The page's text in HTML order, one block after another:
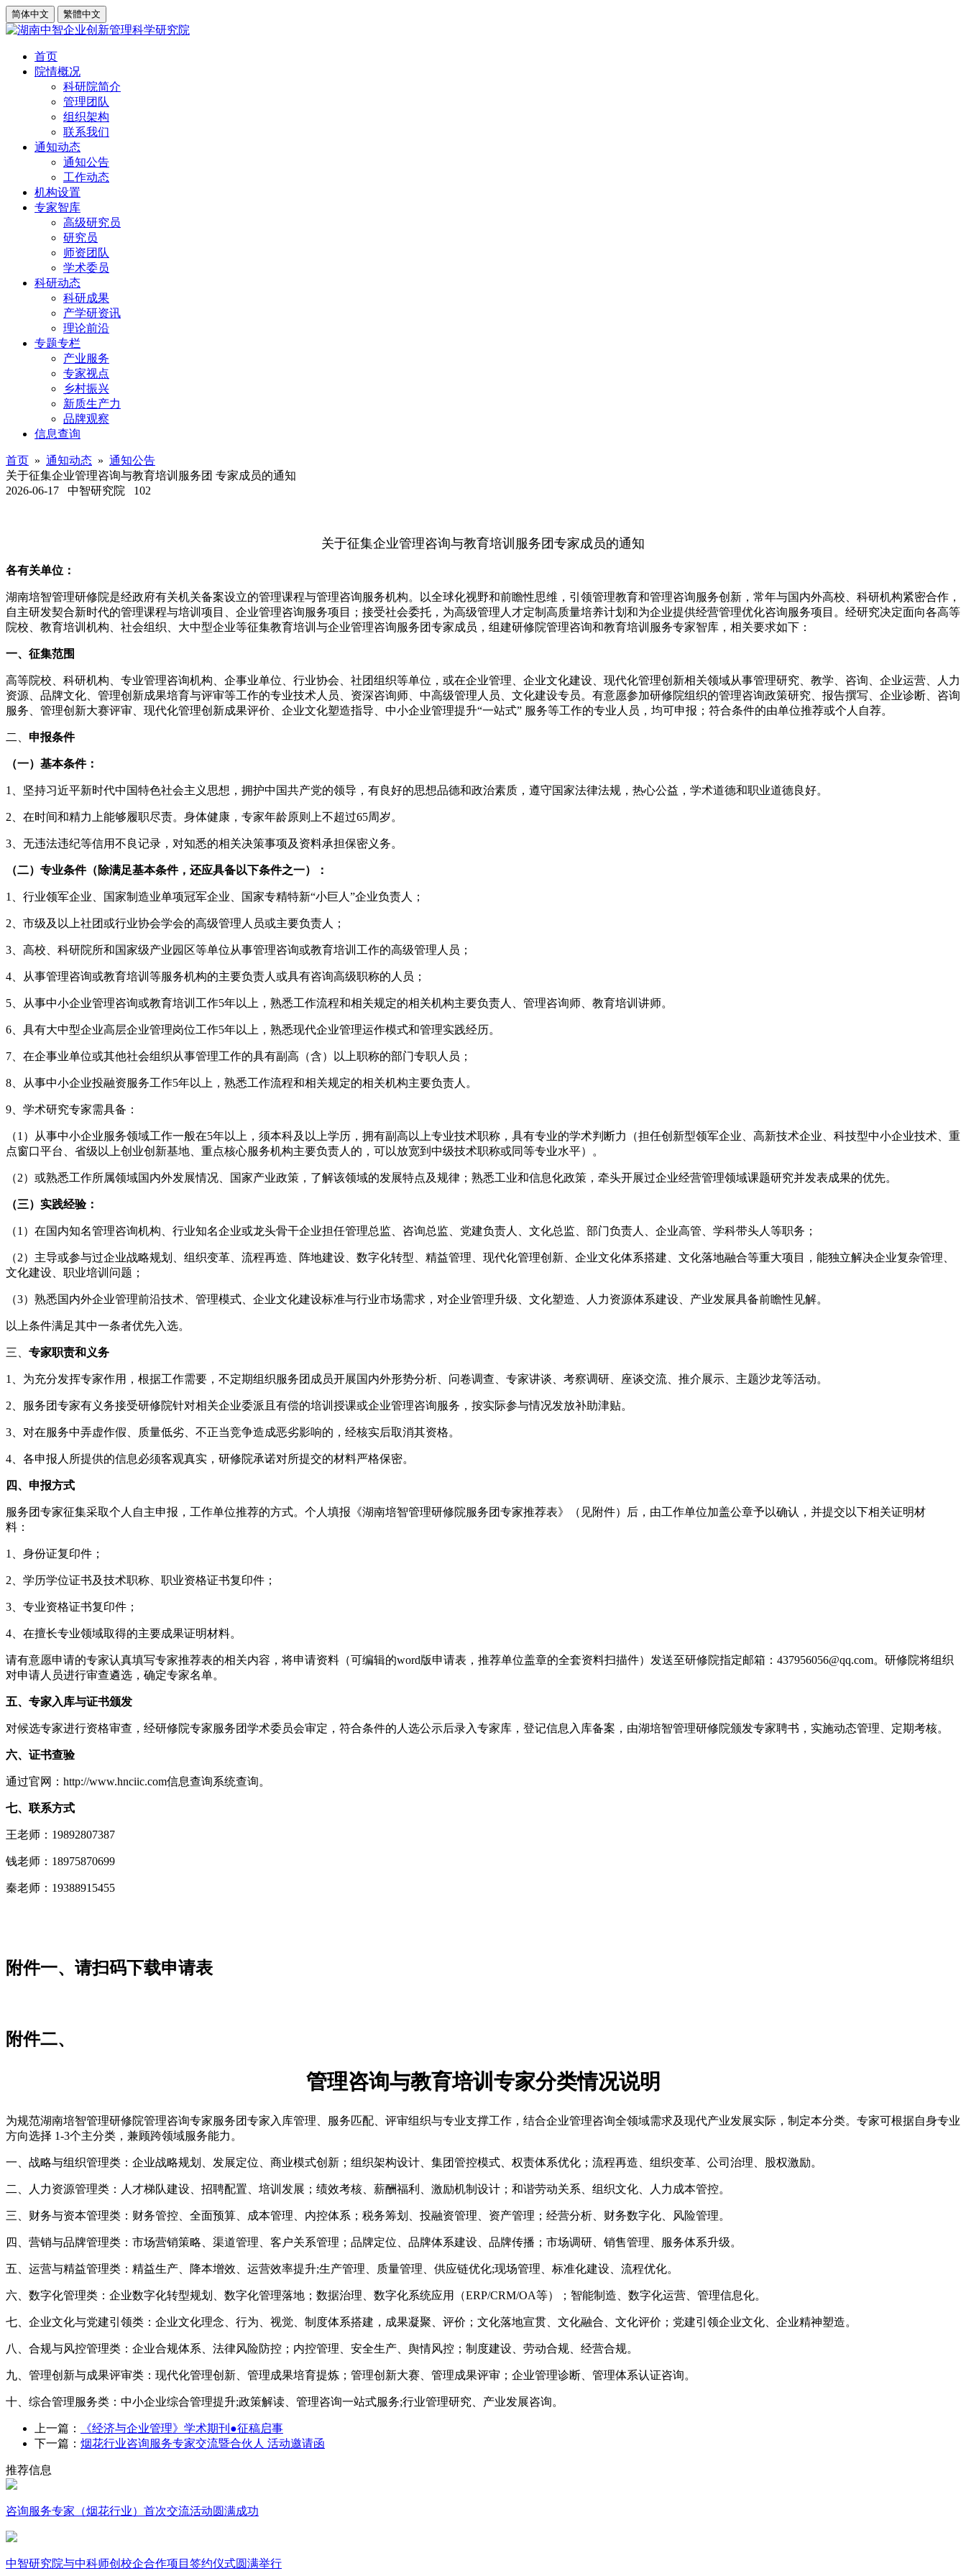
简体中文 繁體中文
首页
院情概况
科研院简介
管理团队
组织架构
联系我们
通知动态
通知公告
工作动态
机构设置
专家智库
高级研究员
研究员
师资团队
学术委员
科研动态
科研成果
产学研资讯
理论前沿
专题专栏
产业服务
专家视点
乡村振兴
新质生产力
品牌观察
信息查询
首页 » 通知动态 » 通知公告
关于征集企业管理咨询与教育培训服务团 专家成员的通知
2026-06-17 中智研究院 102
关于征集企业管理咨询与教育培训服务团专家成员的通知
各有关单位：
湖南培智管理研修院是经政府有关机关备案设立的管理课程与管理咨询服务机构。以全球化视野和前瞻性思维，引领管理教育和管理咨询服务创新，常年与国内外高校、科研机构紧密合作，
自主研发契合新时代的管理课程与培训项目、企业管理咨询服务项目；接受社会委托，为高级管理人才定制高质量培养计划和为企业提供经营管理优化咨询服务项目。经研究决定面向各高等
院校、教育培训机构、社会组织、大中型企业等征集教育培训与企业管理咨询服务团专家成员，组建研修院管理咨询和教育培训服务专家智库，相关要求如下：
一、征集范围
高等院校、科研机构、专业管理咨询机构、企事业单位、行业协会、社团组织等单位，或在企业管理、企业文化建设、现代化管理创新相关领域从事管理研究、教学、咨询、企业运营、人力
资源、品牌文化、管理创新成果培育与评审等工作的专业技术人员、资深咨询师、中高级管理人员、文化建设专员。有意愿参加研修院组织的管理咨询政策研究、报告撰写、企业诊断、咨询
服务、管理创新大赛评审、现代化管理创新成果评价、企业文化塑造指导、中小企业管理提升“一站式” 服务等工作的专业人员，均可申报；符合条件的由单位推荐或个人自荐。
二、 申报条件
（一）基本条件：
1、坚持习近平新时代中国特色社会主义思想，拥护中国共产党的领导，有良好的思想品德和政治素质，遵守国家法律法规，热心公益，学术道德和职业道德良好。
2、在时间和精力上能够履职尽责。身体健康，专家年龄原则上不超过65周岁。
3、无违法违纪等信用不良记录，对知悉的相关决策事项及资料承担保密义务。
（二）专业条件（除满足基本条件，还应具备以下条件之一）：
1、行业领军企业、国家制造业单项冠军企业、国家专精特新“小巨人”企业负责人；
2、市级及以上社团或行业协会学会的高级管理人员或主要负责人；
3、高校、科研院所和国家级产业园区等单位从事管理咨询或教育培训工作的高级管理人员；
4、从事管理咨询或教育培训等服务机构的主要负责人或具有咨询高级职称的人员；
5、从事中小企业管理咨询或教育培训工作5年以上，熟悉工作流程和相关规定的相关机构主要负责人、管理咨询师、教育培训讲师。
6、具有大中型企业高层企业管理岗位工作5年以上，熟悉现代企业管理运作模式和管理实践经历。
7、在企事业单位或其他社会组织从事管理工作的具有副高（含）以上职称的部门专职人员；
8、从事中小企业投融资服务工作5年以上，熟悉工作流程和相关规定的相关机构主要负责人。
9、学术研究专家需具备：
（1）从事中小企业服务领域工作一般在5年以上，须本科及以上学历，拥有副高以上专业技术职称，具有专业的学术判断力（担任创新型领军企业、高新技术企业、科技型中小企业技术、重
点窗口平台、省级以上创业创新基地、重点核心服务机构主要负责人的，可以放宽到中级技术职称或同等专业水平）。
（2）或熟悉工作所属领域国内外发展情况、国家产业政策，了解该领域的发展特点及规律；熟悉工业和信息化政策，牵头开展过企业经营管理领域课题研究并发表成果的优先。
（三）实践经验：
（1）在国内知名管理咨询机构、行业知名企业或龙头骨干企业担任管理总监、咨询总监、党建负责人、文化总监、部门负责人、企业高管、学科带头人等职务；
（2）主导或参与过企业战略规划、组织变革、流程再造、阵地建设、数字化转型、精益管理、现代化管理创新、企业文化体系搭建、文化落地融合等重大项目，能独立解决企业复杂管理、
文化建设、职业培训问题；
（3）熟悉国内外企业管理前沿技术、管理模式、企业文化建设标准与行业市场需求，对企业管理升级、文化塑造、人力资源体系建设、产业发展具备前瞻性见解。
以上条件满足其中一条者优先入选。
三、 专家职责和义务
1、为充分发挥专家作用，根据工作需要，不定期组织服务团成员开展国内外形势分析、问卷调查、专家讲谈、考察调研、座谈交流、推介展示、主题沙龙等活动。
2、服务团专家有义务接受研修院针对相关企业委派且有偿的培训授课或企业管理咨询服务，按实际参与情况发放补助津贴。
3、对在服务中弄虚作假、质量低劣、不正当竞争造成恶劣影响的，经核实后取消其资格。
4、各申报人所提供的信息必须客观真实，研修院承诺对所提交的材料严格保密。
四、申报方式
服务团专家征集采取个人自主申报，工作单位推荐的方式。个人填报《湖南培智管理研修院服务团专家推荐表》（见附件）后，由工作单位加盖公章予以确认，并提交以下相关证明材
料：
1、身份证复印件；
2、学历学位证书及技术职称、职业资格证书复印件；
3、专业资格证书复印件；
4、在擅长专业领域取得的主要成果证明材料。
请有意愿申请的专家认真填写专家推荐表的相关内容，将申请资料（可编辑的word版申请表，推荐单位盖章的全套资料扫描件）发送至研修院指定邮箱：437956056@qq.com。研修院将组织
对申请人员进行审查遴选，确定专家名单。
五、专家入库与证书颁发
对候选专家进行资格审查，经研修院专家服务团学术委员会审定，符合条件的人选公示后录入专家库，登记信息入库备案，由湖培智管理研修院颁发专家聘书，实施动态管理、定期考核。
六、证书查验
通过官网：http://www.hnciic.com信息查询系统查询。
七、联系方式
王老师：19892807387
钱老师：18975870699
秦老师：19388915455
附件一、请扫码下载申请表
附件二、
管理咨询与教育培训 专家分类情况说明
为规范湖南培智管理研修院管理咨询专家服务团专家入库管理、服务匹配、评审组织与专业支撑工作，结合企业管理咨询全领域需求及现代产业发展实际，制定本分类。专家可根据自身专业
方向选择 1-3个主分类，兼顾跨领域服务能力。
一、战略与组织管理类：企业战略规划、发展定位、商业模式创新；组织架构设计、集团管控模式、权责体系优化；流程再造、组织变革、公司治理、股权激励。
二、人力资源管理类：人才梯队建设、招聘配置、培训发展；绩效考核、薪酬福利、激励机制设计；和谐劳动关系、组织文化、人力成本管控。
三、财务与资本管理类：财务管控、全面预算、成本管理、内控体系；税务筹划、投融资管理、资产管理；经营分析、财务数字化、风险管理。
四、营销与品牌管理类：市场营销策略、渠道管理、客户关系管理；品牌定位、品牌体系建设、品牌传播；市场调研、销售管理、服务体系升级。
五、运营与精益管理类：精益生产、降本增效、运营效率提升;生产管理、质量管理、供应链优化;现场管理、标准化建设、流程优化。
六、数字化管理类：企业数字化转型规划、数字化管理落地；数据治理、数字化系统应用（ERP/CRM/OA等）；智能制造、数字化运营、管理信息化。
七、企业文化与党建引领类：企业文化理念、行为、视觉、制度体系搭建，成果凝聚、评价；文化落地宣贯、文化融合、文化评价；党建引领企业文化、企业精神塑造。
八、合规与风控管理类：企业合规体系、法律风险防控；内控管理、安全生产、舆情风控；制度建设、劳动合规、经营合规。
九、管理创新与成果评审类：现代化管理创新、管理成果培育提炼；管理创新大赛、管理成果评审；企业管理诊断、管理体系认证咨询。
十、综合管理服务类：中小企业综合管理提升;政策解读、管理咨询一站式服务;行业管理研究、产业发展咨询。
上一篇：
《经济与企业管理》学术期刊●征稿启事
下一篇： 烟花行业咨询服务专家交流暨合伙人 活动邀请函
推荐信息
咨询服务专家（烟花行业）首次交流活动圆满成功
中智研究院与中科师创校企合作项目签约仪式圆满举行